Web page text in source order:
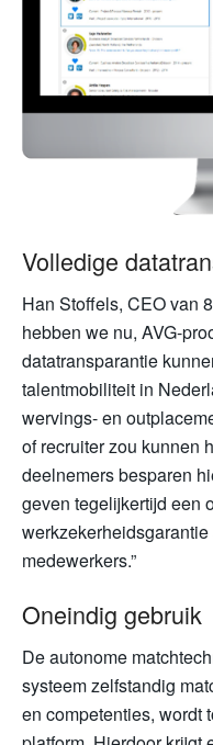
Volledige
Han Stoffels, CEO van
hebben we nu, AVG-
datatransparantie
talentmobiliteit in
wervings- en
of recruiter zou kunnen
deelnemers besparen
geven tegelijkertijd een
medewerkers.”
Oneindig gebruik
De autonome
systeem zelfstandig
en competenties, wordt